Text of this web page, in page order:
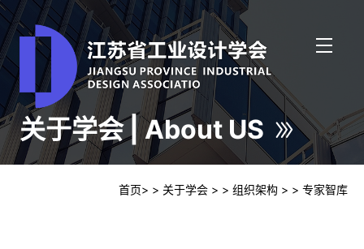
关于学会 | About US
首页> > 关于学会 > > 组织架构 > > 专家智库